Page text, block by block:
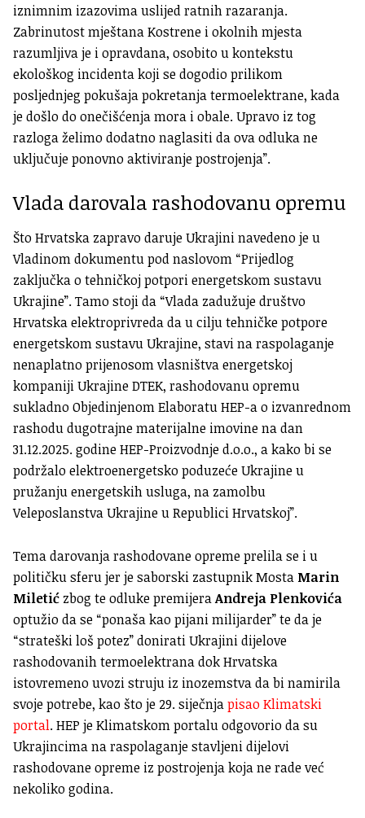
iznimnim izazovima uslijed ratnih razaranja.
Zabrinutost mještana Kostrene i okolnih mjesta
razumljiva je i opravdana, osobito u kontekstu
ekološkog incidenta koji se dogodio prilikom
posljednjeg pokušaja pokretanja termoelektrane, kada
je došlo do onečišćenja mora i obale. Upravo iz tog
razloga želimo dodatno naglasiti da ova odluka ne
uključuje ponovno aktiviranje postrojenja”.
Vlada darovala rashodovanu opremu
Što Hrvatska zapravo daruje Ukrajini navedeno je u
Vladinom dokumentu pod naslovom “Prijedlog
zaključka o tehničkoj potpori energetskom sustavu
Ukrajine”. Tamo stoji da “Vlada zadužuje društvo
Hrvatska elektroprivreda da u cilju tehničke potpore
energetskom sustavu Ukrajine, stavi na raspolaganje
nenaplatno prijenosom vlasništva energetskoj
kompaniji Ukrajine DTEK, rashodovanu opremu
sukladno Objedinjenom Elaboratu HEP-a o izvanrednom
rashodu dugotrajne materijalne imovine na dan
31.12.2025. godine HEP-Proizvodnje d.o.o., a kako bi se
podržalo elektroenergetsko poduzeće Ukrajine u
pružanju energetskih usluga, na zamolbu
Veleposlanstva Ukrajine u Republici Hrvatskoj”.
Tema darovanja rashodovane opreme prelila se i u
političku sferu jer je saborski zastupnik Mosta Marin
Miletić zbog te odluke premijeraAndreja Plenkovića
optužio da se “ponaša kao pijani milijarder” te da je
“strateški loš potez” donirati Ukrajini dijelove
rashodovanih termoelektrana dok Hrvatska
istovremeno uvozi struju iz inozemstva da bi namirila
svoje potrebe, kao što je 29. siječnjapisao Klimatski
portal. HEP je Klimatskom portalu odgovorio da su
Ukrajincima na raspolaganje stavljeni dijelovi
rashodovane opreme iz postrojenja koja ne rade već
nekoliko godina.